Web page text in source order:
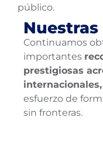
público.
Continuamos
importantes
prestigiosas
internacionales,
esfuerzo de
sin fronteras.